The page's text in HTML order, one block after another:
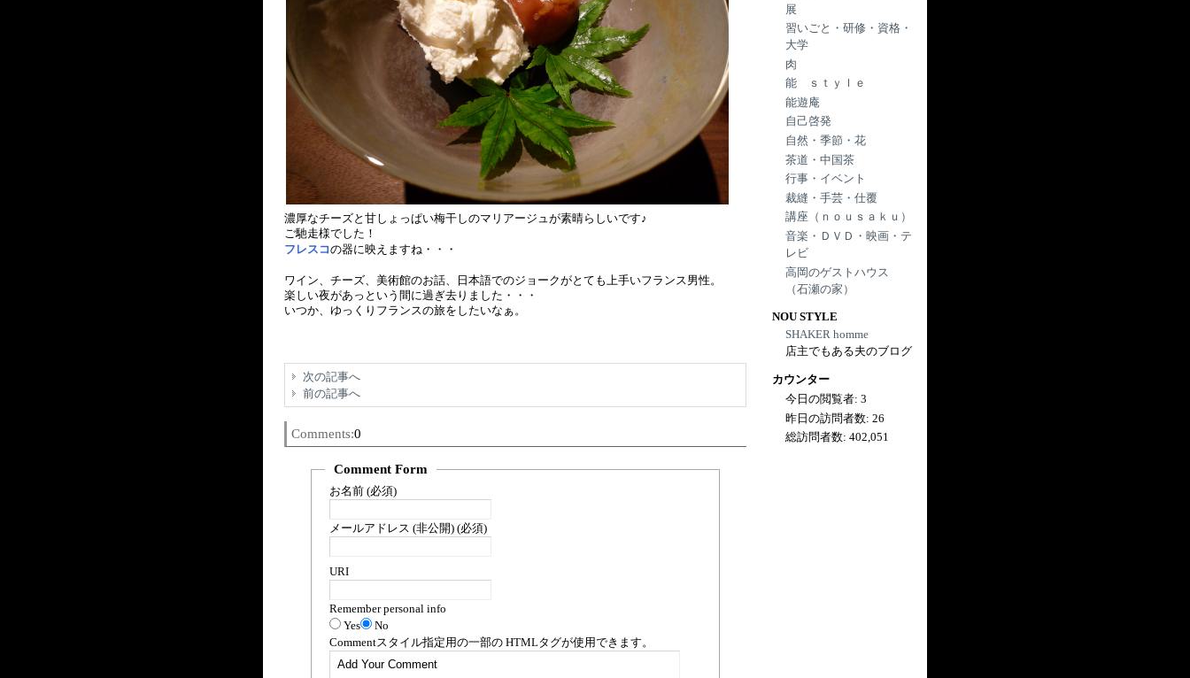
濃厚なチーズと甘しょっぱい梅干しのマリアージュが素晴らしいです♪
ご馳走様でした！
フレスコの器に映えますね・・・
ワイン、チーズ、美術館のお話、日本語でのジョークがとても上手いフランス男性。
楽しい夜があっという間に過ぎ去りました・・・
いつか、ゆっくりフランスの旅をしたいなぁ。
次の記事へ
前の記事へ
Comments:0
Comment Form
お名前 (必須)
メールアドレス (非公開) (必須)
URI
Remember personal info
Yes
No
Commentスタイル指定用の一部の HTMLタグが使用できます。
展
習いごと・研修・資格・
大学
肉
能 ｓｔｙｌｅ
能遊庵
自己啓発
自然・季節・花
茶道・中国茶
行事・イベント
裁縫・手芸・仕覆
講座（ｎｏｕｓａｋｕ）
音楽・ＤＶＤ・映画・テ
レビ
高岡のゲストハウス
（石瀬の家）
NOU STYLE
SHAKER homme
店主でもある夫のブログ
カウンター
今日の閲覧者:3
昨日の訪問者数:26
総訪問者数:402,051